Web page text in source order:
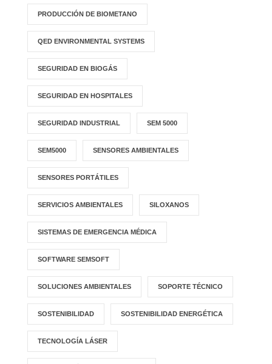
PRODUCCIÓN DE BIOMETANO
QED ENVIRONMENTAL SYSTEMS
SEGURIDAD EN BIOGÁS
SEGURIDAD EN HOSPITALES
SEGURIDAD INDUSTRIAL SEM 5000
SEM5000 SENSORES AMBIENTALES
SENSORES PORTÁTILES
SERVICIOS AMBIENTALES SILOXANOS
SISTEMAS DE EMERGENCIA MÉDICA
SOFTWARE SEMSOFT
SOLUCIONES AMBIENTALES SOPORTE TÉCNICO
SOSTENIBILIDAD SOSTENIBILIDAD ENERGÉTICA
TECNOLOGÍA LÁSER